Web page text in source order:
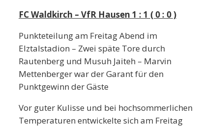
FC Waldkirch – VfR Hausen 1 : 1 ( 0 : 0 )
Punkteteilungam Freitag Abend im
Elztalstadion – Zwei späte Tore durch
Rautenberg und Musuh Jaiteh – Marvin
Mettenberger war der Garant für den
Punktgewinn der Gäste
Vor guter Kulisse und bei hochsommerlichen
Temperaturen entwickelte sich am Freitag